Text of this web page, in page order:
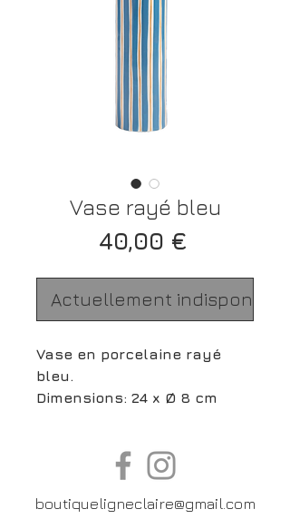
Vase rayé bleu
40,00 €
Actuellement indisponible
Vase en porcelaine rayé
bleu.
Dimensions: 24 x Ø 8 cm
boutiqueligneclaire@gmail.com